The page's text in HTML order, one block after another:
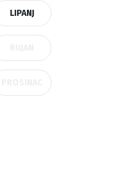
LIPANJ